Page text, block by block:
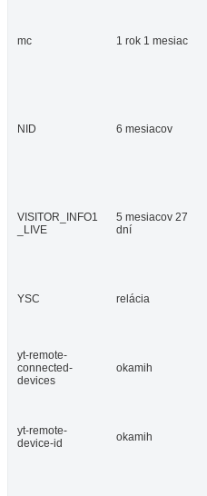
mc 1 rok 1 mesiac
NID 6 mesiacov
VISITOR_INFO1
_LIVE
5 mesiacov 27
dní
YSC relácia
yt-remote-
connected-
devices
okamih
yt-remote-
device-id
okamih